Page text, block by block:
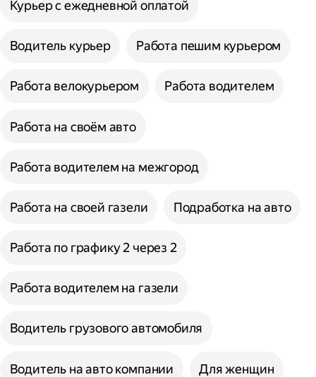
Курьер с ежедневной оплатой
Водитель курьер Работа пешим курьером
Работа велокурьером Работа водителем
Работа на своём авто
Работа водителем на межгород
Работа на своей газели Подработка на авто
Работа по графику 2 через 2
Работа водителем на газели
Водитель грузового автомобиля
Водитель на авто компании Для женщин